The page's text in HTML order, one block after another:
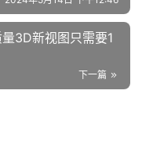
3D新视图只需要1
下一篇